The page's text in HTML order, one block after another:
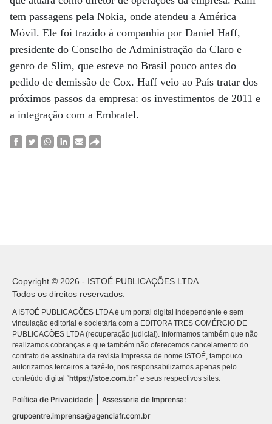
tem passagens pela Nokia, onde atendeu a América
Móvil. Ele foi trazido à companhia por Daniel Haff,
presidente do Conselho de Administração da Claro e
genro de Slim, que esteve no Brasil pouco antes do
pedido de demissão de Cox. Haff veio ao País tratar dos
próximos passos da empresa: os investimentos de 2011 e
a integração com a Embratel.
Copyright © 2026 - ISTOÉ PUBLICAÇÕES LTDA
Todos os direitos reservados.
A ISTOÉ PUBLICAÇÕES LTDA é um portal digital independente e sem
vinculação editorial e societária com a EDITORA TRES COMÉRCIO DE
PUBLICACÕES LTDA (recuperação judicial). Informamos também que não
realizamos cobranças e que também não oferecemos cancelamento do
contrato de assinatura da revista impressa de nome ISTOÉ, tampouco
autorizamos terceiros a fazê-lo, nos responsabilizamos apenas pelo
conteúdo digital “https://istoe.com.br” e seus respectivos sites.
Política de Privacidade
Assessoria de Imprensa:
grupoentre.imprensa@agenciafr.com.br